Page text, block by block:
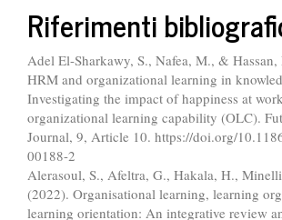
Riferimenti
Adel El-Sharkawy, S., Nafea, M., &
HRM and organizational learning in
Investigating the impact of happiness at
organizational learning capability (OLC).
Journal, 9, Article 10. https://doi.org/
00188-2
Alerasoul, S., Afeltra, G., Hakala, H.,
(2022). Organisational learning, learning
learning orientation: An integrative review